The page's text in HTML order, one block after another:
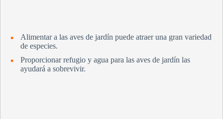
Alimentar a las aves de jardín puede atraer una gran variedad
de especies.
Proporcionar refugio y agua para las aves de jardín las
ayudará a sobrevivir.